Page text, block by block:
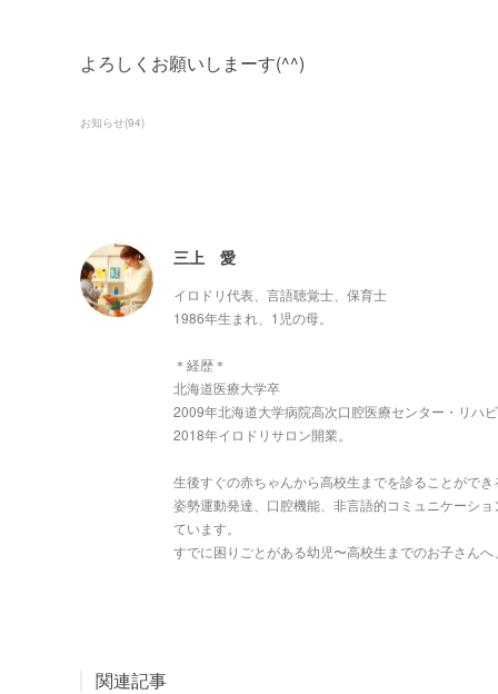
よろしくお願いしまーす(^^)
お知らせ(94)
三上 愛
イロドリ代表、言語聴覚士、保育士
1986年生まれ、1児の母。
＊経歴＊
北海道医療大学卒
2009年北海道大学病院高次口腔医療センター・リハ
2018年イロドリサロン開業。
生後すぐの赤ちゃんから高校生までを診ることがで
姿勢運動発達、口腔機能、非言語的コミュニケーシ
ています。
すでに困りごとがある幼児〜高校生までのお子さん
関連記事